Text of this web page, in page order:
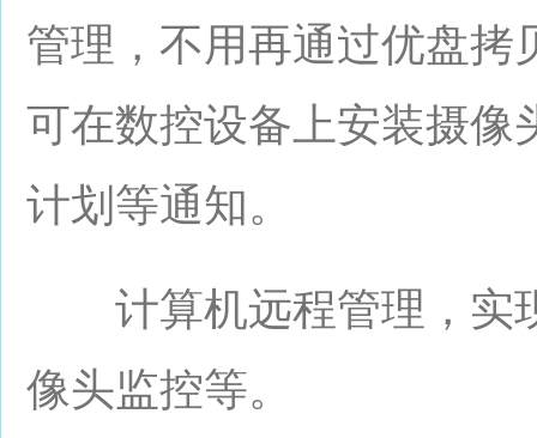
管理，不用再通过优盘拷
可在数控设备上安装摄像
计划等通知。
计算机远程管理，实
像头监控等。